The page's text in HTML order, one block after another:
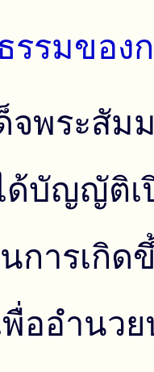
รรมของ
จพระสัม
ด้บัญญัติเ
การเกิ
ออํานว